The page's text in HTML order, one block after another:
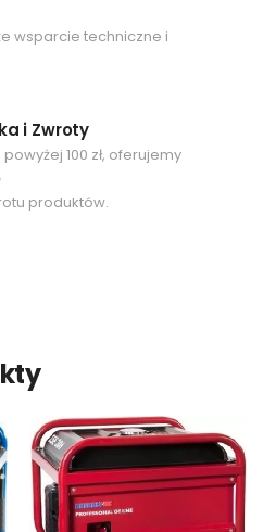
wsparcie techniczne i
i Zwroty
100 zł, oferujemy
produktów.